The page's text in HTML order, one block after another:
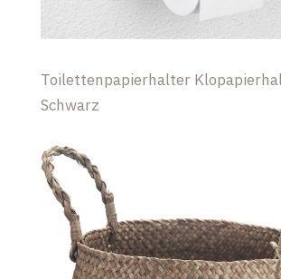
Toilettenpapierhalter
Schwarz